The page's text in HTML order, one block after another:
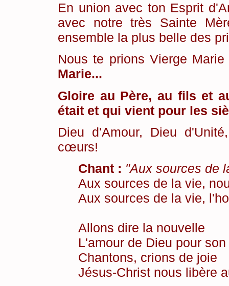
En union avec ton Esprit
avec notre très Sainte
ensemble la plus belle des
Nous te prions Vierge
Marie...
Gloire au Père, au fils et
était et qui vient pour les
Dieu d'Amour, Dieu
cœurs!
Chant : "Aux sources de
Aux sources de la vie,
Aux sources de la vie,
Allons dire la nouvelle
L'amour de Dieu pour
Chantons, crions de joie
Jésus-Christ nous libère